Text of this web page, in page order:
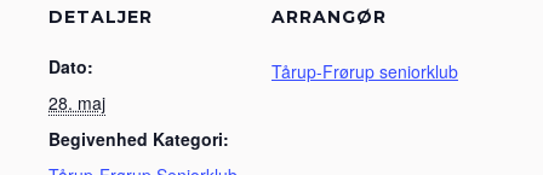
DETALJER
Dato:
28. maj
Begivenhed Kategori:
ARRANGØR
Tårup-Frørup seniorklub